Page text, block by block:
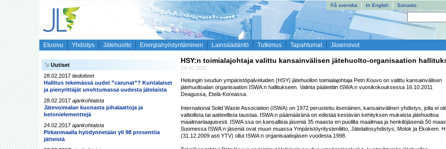
På svenska In English Sanasto
Etusivu Yhdistys Jätehuolto Energiahyödyntäminen Lainsäädäntö Tutkimus Tapahtumat Jäsensivut
Uutiset
28.02.2017 tiedotteet
Hallitus tekemässä uudet ”carunat”? Kuntalaiset
ja pienyrittäjät unohtumassa uudesta jätelaista
28.02.2017 ajankohtaista
Jätevoimalan kuonasta pihalaattoja ja
betonielementtejä
24.02.2017 ajankohtaista
Pirkanmaalla hyödynnetään yli 98 prosenttia
jätteistä
HSY:n toimialajohtaja valittu kansainvälisen jätehuolto-organisaation
24.10.2011
Helsingin seudun ympäristöpalveluiden (HSY) jätehuollon toimialajohtaja Petri Kouvo on valittu kansainvälisen
jätehuoltoalan organisaation ISWA:n hallitukseen. Valinta päätettiin ISWA:n vuosikokouksessa 16.10.2011
Deagussa, Etelä-Koreassa.
International Solid Waste Association (ISWA) on 1972 perustettu itsenäinen, kansainvälinen yhdistys, jolla ei
valtiollista tai aatteellista taustaa. ISWA:n päämääränä on edistää kestävän kehityksen mukaista jätehuoltoa
maailmanlaajuisesti. ISWA:ssa on kansallisia jäseniä 35 maasta eri puolilta maailmaa ja henkilöjäseniä 50
Suomessa ISWA:n jäseniä ovat muun muassa Ympäristöyritystenliitto, Jätelaitosyhdistys, Molok ja Ekokem.
(31.12.2009 asti YTV) ollut ISWA:n organisaatiojäsen vuodesta 1998.